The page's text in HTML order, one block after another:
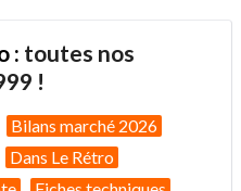
: toutes nos
!
Bilans marché 2026
Dans Le Rétro